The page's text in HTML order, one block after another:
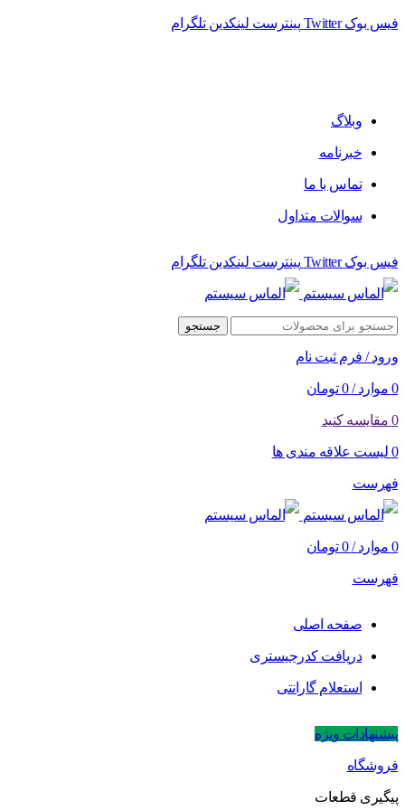
فیس بوک Twitter پینترست لینکدین تلگرام
وبلاگ
خبرنامه
تماس با ما
سوالات متداول
فیس بوک Twitter پینترست لینکدین تلگرام
جستجو
ورود / فرم ثبت نام
0 موارد /
0 تومان
0 مقایسه کنید
0 لیست علاقه مندی ها
فهرست
0 موارد /
0 تومان
فهرست
صفحه اصلی
دریافت کدرجیستری
استعلام گارانتی
پیشنهادات ویژه
فروشگاه
پیگیری قطعات